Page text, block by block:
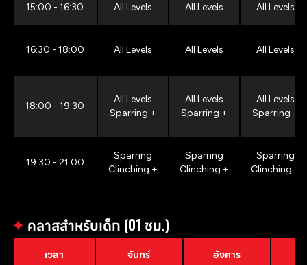
15:00 - 16:30 All Levels All Levels All Levels
16:30 - 18:00 All Levels All Levels All Levels
18:00 - 19:30
All Levels
Sparring +
All Levels
Sparring +
All Levels
Sparring +
19:30 - 21:00
Sparring
Clinching +
Sparring
Clinching +
Sparring
Clinching +
✦ คลาสสำหรับเด็ก (01 ชม.)
เวลา จันทร์ อังคาร